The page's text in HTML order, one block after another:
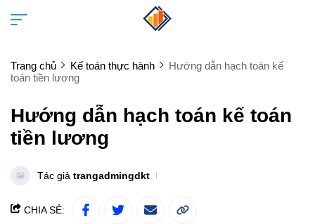
Trang chủ Kế toán thực hành
Hướng dẫn hạch toán kế
toán tiền lương
Hướng dẫn hạch toán kế toán
tiền lương
Tác giả trangadmingdkt
CHIA SẺ: